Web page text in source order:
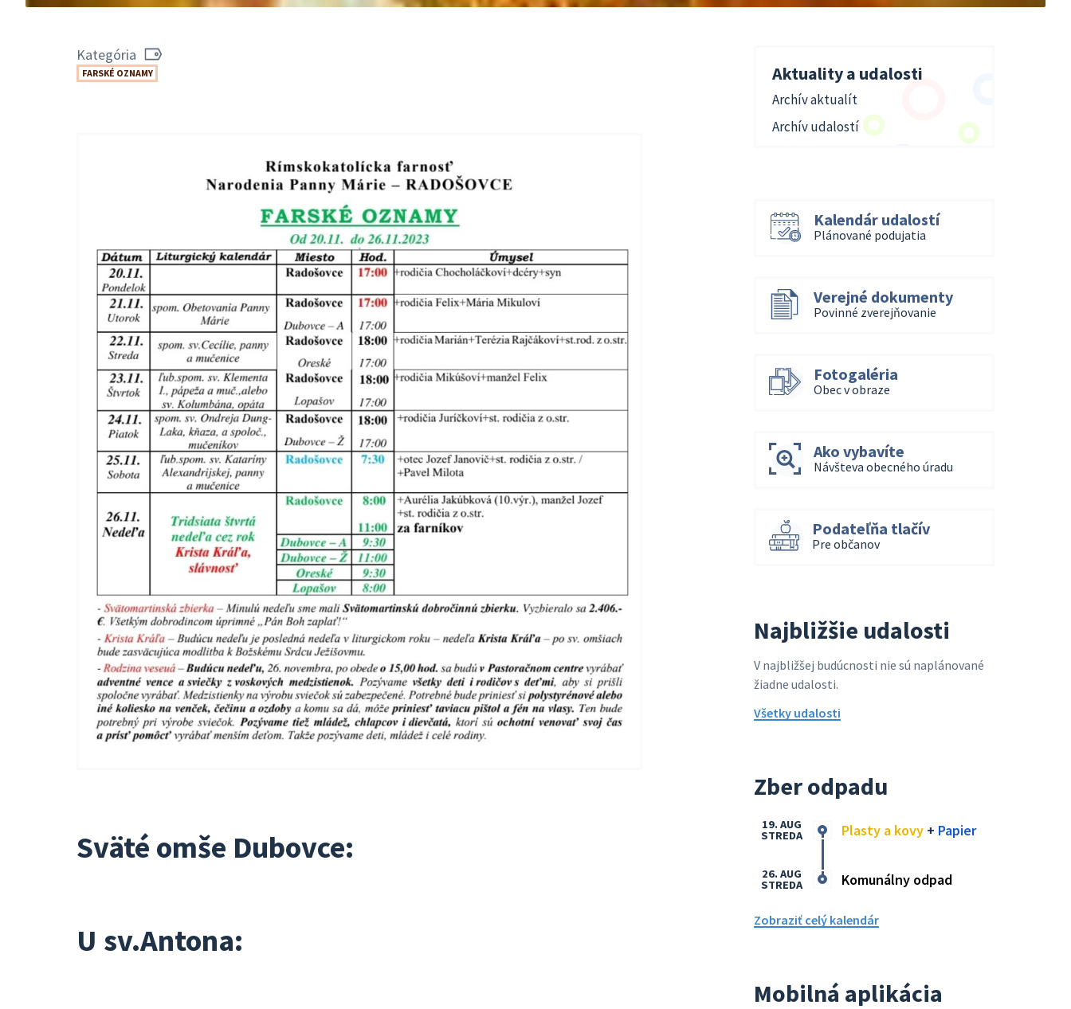
Kategória
FARSKÉ OZNAMY
Sväté omše Dubovce:
U sv.Antona:
Aktuality a udalosti
Archív aktualít
Archív udalostí
Kalendár udalostí
Plánované podujatia
Verejné dokumenty
Povinné zverejňovanie
Fotogaléria
Obec v obraze
Ako vybavíte
Návšteva obecného úradu
Podateľňa tlačív
Pre občanov
Najbližšie udalosti
V najbližšej budúcnosti nie sú naplánované
žiadne udalosti.
Všetky udalosti
Zber odpadu
Plasty a kovy + Papier
19. AUG
STREDA
Komunálny odpad
26. AUG
STREDA
Zobraziť celý kalendár
Mobilná aplikácia